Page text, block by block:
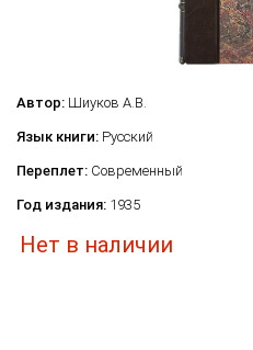
Автор: Шиуков А.В.
Язык книги: Русский
Переплет: Современный
Год издания: 1935
Нет в наличии